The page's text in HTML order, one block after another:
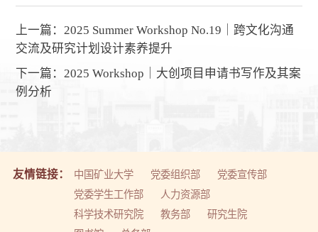
上一篇： 2025 Summer Workshop No.19｜跨文化沟通
交流及研究计划设计素养提升
下一篇：2025 Workshop｜大创项目申请书写作及其案
例分析
友情链接： 中国矿业大学 党委组织部
党委宣传部
党委学生工作部
人力资源部
科学技术研究院
教务部
研究生院